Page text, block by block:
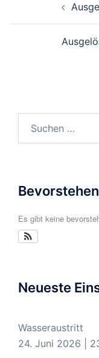
Es gibt keine
Neueste
Wasseraustritt
24. Juni 2026